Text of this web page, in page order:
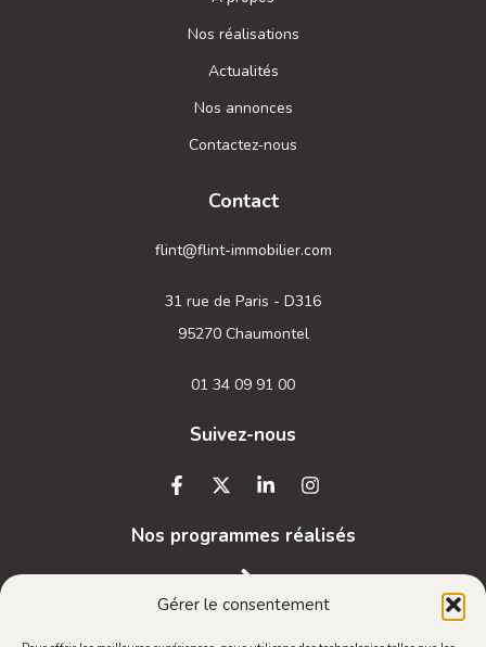
Gérer le consentement
Nos réalisations
Actualités
Nos annonces
Contactez-nous
Contact
flint@flint-immobilier.com
31 rue de Paris - D316
95270 Chaumontel
01 34 09 91 00
Suivez-nous
Nos programmes réalisés